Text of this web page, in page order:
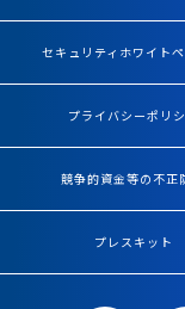
セキュリティホワイト
プライバシーポリ
競争的資金等の不正
プレスキット